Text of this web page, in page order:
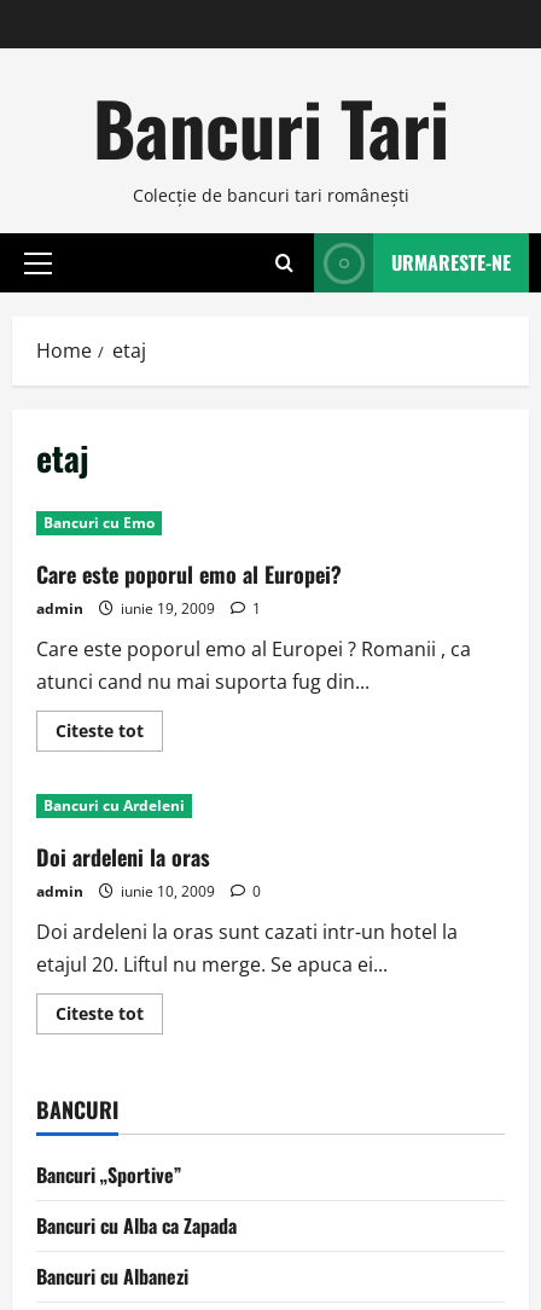
to
Bancuri Tari
Colecţie de bancuri tari româneşti
Primary
URMARESTE-NE
Home etaj
etaj
Bancuri cu Emo
Care este poporul emo al Europei?
admin iunie 19, 2009 1
Care este poporul emo al Europei ? Romanii , ca
atunci cand nu mai suporta fug din...
Citeste totRead
more
este
poporul
al
Europei?
Bancuri cu Ardeleni
Doi ardeleni la oras
admin iunie 10, 2009 0
Doi ardeleni la oras sunt cazati intr-un hotel la
etajul 20. Liftul nu merge. Se apuca ei...
Citeste totRead
more
BANCURI
Bancuri „Sportive”
Bancuri cu Alba ca Zapada
Bancuri cu Albanezi